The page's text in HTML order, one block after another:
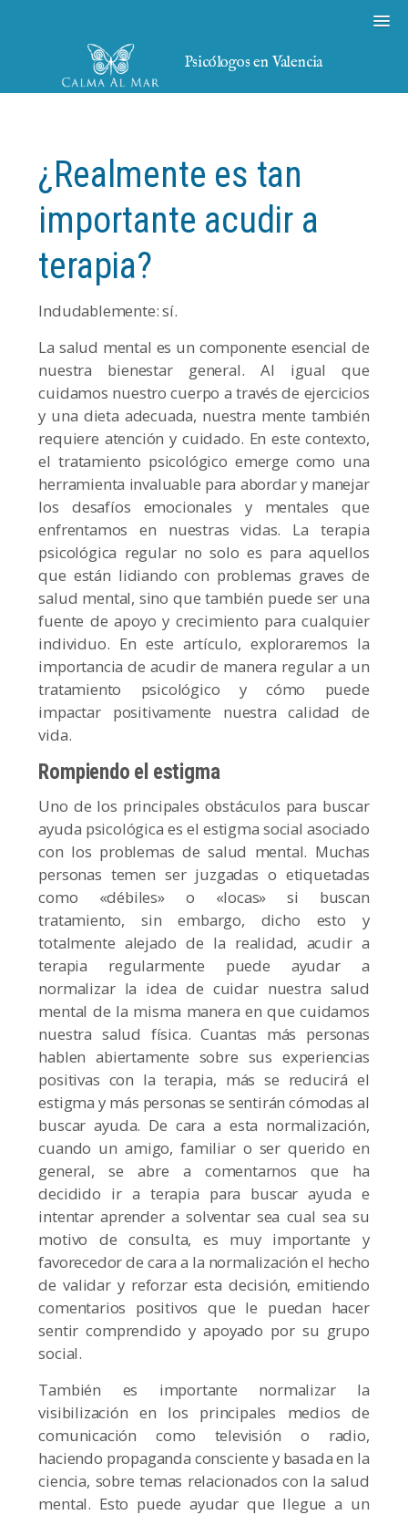
Psicólogos en Valencia
¿Realmente es tan
importante acudir a
terapia?
Indudablemente: sí.
La salud mental es un componente esencial de
nuestra bienestar general. Al igual que
cuidamos nuestro cuerpo a través de ejercicios
y una dieta adecuada, nuestra mente también
requiere atención y cuidado. En este contexto,
el tratamiento psicológico emerge como una
herramienta invaluable para abordar y manejar
los desafíos emocionales y mentales que
enfrentamos en nuestras vidas. La terapia
psicológica regular no solo es para aquellos
que están lidiando con problemas graves de
salud mental, sino que también puede ser una
fuente de apoyo y crecimiento para cualquier
individuo. En este artículo, exploraremos la
importancia de acudir de manera regular a un
tratamiento psicológico y cómo puede
impactar positivamente nuestra calidad de
vida.
Rompiendo el estigma
Uno de los principales obstáculos para buscar
ayuda psicológica es el estigma social asociado
con los problemas de salud mental. Muchas
personas temen ser juzgadas o etiquetadas
como «débiles» o «locas» si buscan
tratamiento, sin embargo, dicho esto y
totalmente alejado de la realidad, acudir a
terapia regularmente puede ayudar a
normalizar la idea de cuidar nuestra salud
mental de la misma manera en que cuidamos
nuestra salud física. Cuantas más personas
hablen abiertamente sobre sus experiencias
positivas con la terapia, más se reducirá el
estigma y más personas se sentirán cómodas al
buscar ayuda. De cara a esta normalización,
cuando un amigo, familiar o ser querido en
general, se abre a comentarnos que ha
decidido ir a terapia para buscar ayuda e
intentar aprender a solventar sea cual sea su
motivo de consulta, es muy importante y
favorecedor de cara a la normalización el hecho
de validar y reforzar esta decisión, emitiendo
comentarios positivos que le puedan hacer
sentir comprendido y apoyado por su grupo
social.
También es importante normalizar la
visibilización en los principales medios de
comunicación como televisión o radio,
haciendo propaganda consciente y basada en la
ciencia, sobre temas relacionados con la salud
mental. Esto puede ayudar que llegue a un